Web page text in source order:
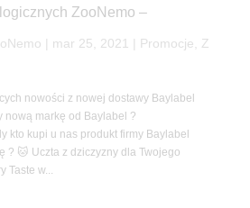
ZooNemo –
mar 25, 2021 Promocje
Z
nowości z nowej dostawy Baylabel
nową markę od Baylabel ?
kto kupi u nas produkt firmy Baylabel
? 🐱 Uczta z dziczyzny dla Twojego
Taste w...